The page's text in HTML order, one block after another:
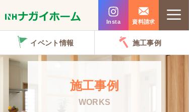
ン
Insta 資料請求
イベント情報 施工事例
施工事例
WORKS